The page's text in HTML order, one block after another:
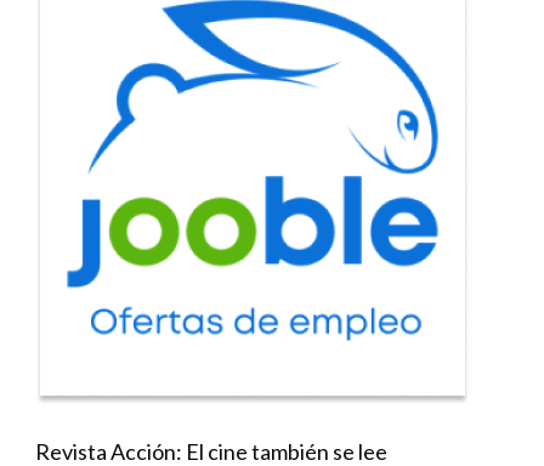
Revista Acción: El cine también se lee